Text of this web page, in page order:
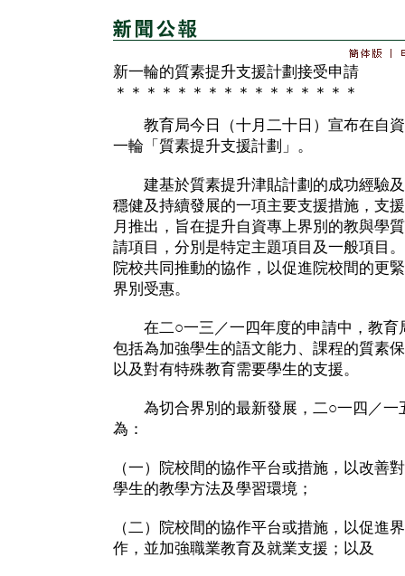
新一輪的質素提升支援計劃接受申請
＊＊＊＊＊＊＊＊＊＊＊＊＊＊＊＊
教育局今日（十月二十日）宣布在自資
一輪「質素提升支援計劃」。
建基於質素提升津貼計劃的成功經驗及
穩健及持續發展的一項主要支援措施，支
月推出，旨在提升自資專上界別的教與學
請項目，分別是特定主題項目及一般項目
院校共同推動的協作，以促進院校間的更
界別受惠。
在二○一三／一四年度的申請中，教育
包括為加強學生的語文能力、課程的質素
以及對有特殊教育需要學生的支援。
為切合界別的最新發展，二○一四／一
為：
（一）院校間的協作平台或措施，以改善
學生的教學方法及學習環境；
（二）院校間的協作平台或措施，以促進
作，並加強職業教育及就業支援；以及